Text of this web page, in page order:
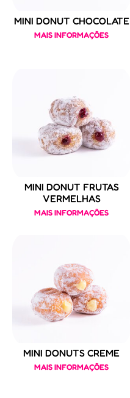
MINI DONUT CHOCOLATE
MAIS INFORMAÇÕES
MINI DONUT FRUTAS
VERMELHAS
MAIS INFORMAÇÕES
MINI DONUTS CREME
MAIS INFORMAÇÕES